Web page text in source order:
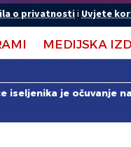
o privatnostii Uvjete
MEDIJSKA
iseljenika je očuvanje